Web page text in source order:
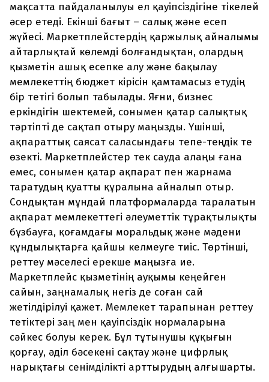
мақсатта пайдаланылуы ел қауіпсіздігіне тікелей
әсер етеді. Екінші бағыт – салық және есеп
жүйесі. Маркетплейстердің қаржылық айналымы
айтарлықтай көлемді болғандықтан, олардың
қызметін ашық есепке алу және бақылау
мемлекеттің бюджет кірісін қамтамасыз етудің
бір тетігі болып табылады. Яғни, бизнес
еркіндігін шектемей, сонымен қатар салықтық
тәртіпті де сақтап отыру маңызды. Үшінші,
ақпараттық саясат саласындағы тепе-теңдік те
өзекті. Маркетплейстер тек сауда алаңы ғана
емес, сонымен қатар ақпарат пен жарнама
таратудың қуатты құралына айналып отыр.
Сондықтан мұндай платформаларда таралатын
ақпарат мемлекеттегі әлеуметтік тұрақтылықты
бұзбауға, қоғамдағы моральдық және мәдени
құндылықтарға қайшы келмеуге тиіс. Төртінші,
реттеу мәселесі ерекше маңызға ие.
Маркетплейс қызметінің ауқымы кеңейген
сайын, заңнамалық негіз де соған сай
жетілдірілуі қажет. Мемлекет тарапынан реттеу
тетіктері заң мен қауіпсіздік нормаларына
сәйкес болуы керек. Бұл тұтынушы құқығын
қорғау, әділ бәсекені сақтау және цифрлық
нарықтағы сенімділікті арттырудың алғышарты.